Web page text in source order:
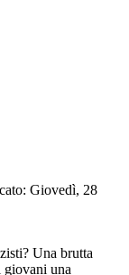
Giovedì, 28
Una brutta
una